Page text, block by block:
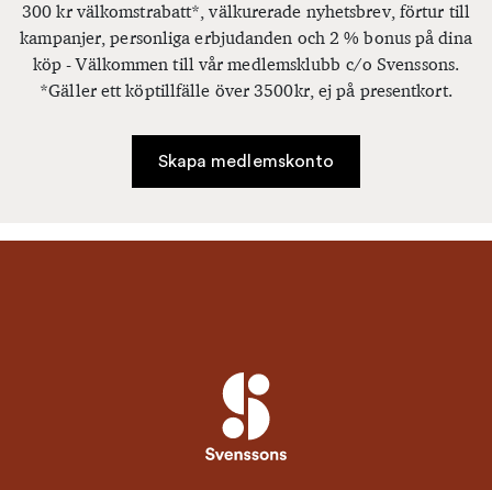
300 kr välkomstrabatt*, välkurerade nyhetsbrev, förtur till
kampanjer, personliga erbjudanden och 2 % bonus på dina
köp - Välkommen till vår medlemsklubb c/o Svenssons.
*Gäller ett köptillfälle över 3500kr, ej på presentkort.
Skapa medlemskonto